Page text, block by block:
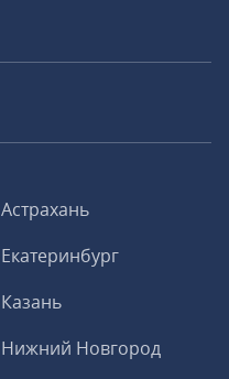
Астрахань
Екатеринбург
Казань
Нижний Новгород